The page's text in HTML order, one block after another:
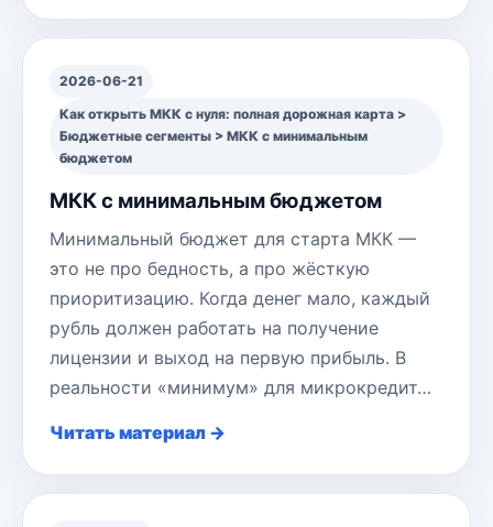
2026-06-21
Как открыть МКК с нуля: полная дорожная карта >
Бюджетные сегменты > МКК с минимальным
бюджетом
МКК с минимальным бюджетом
Минимальный бюджет для старта МКК —
это не про бедность, а про жёсткую
приоритизацию. Когда денег мало, каждый
рубль должен работать на получение
лицензии и выход на первую прибыль. В
реальности «минимум» для микрокредит…
Читать материал →